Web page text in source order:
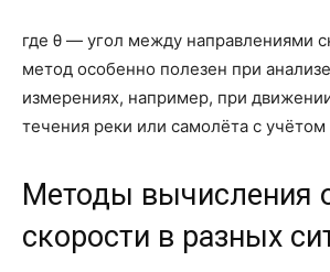
где θ — угол между направлениями
метод особенно полезен при
измерениях, например, при
течения реки или самолёта с учётом
Методы вычисления
скорости в разных